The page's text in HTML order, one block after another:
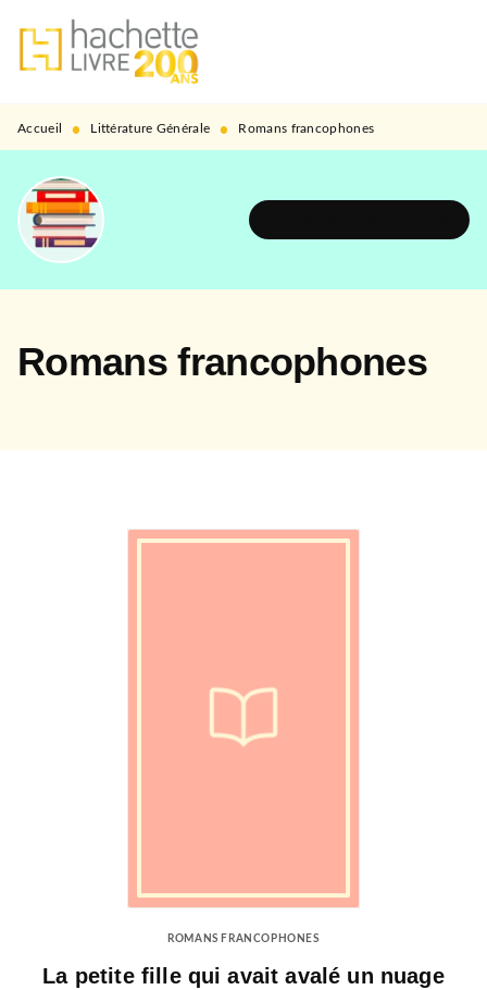
MENU RECHERCHE
PIED DE PAGE
Accueil • Littérature Générale • Romans francophones
Romans francophones
ROMANS FRANCOPHONES
La petite fille qui avait avalé un nuage